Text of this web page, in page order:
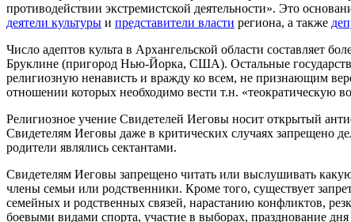
противодействии экстремистской деятельности». Это
деятели культуры и представители власти региона, а также
Число адептов культа в Архангельской области составляет
Бруклине (пригород Нью-Йорка, США). Остальные
религиозную ненависть и вражду ко всем, не признающим
отношении которых необходимо вести т.н. «теократическую
Религиозное учение Свидетелей Иеговы носит открытый
Свидетелям Иеговы даже в критических случаях запрещено
родители являлись сектантами.
Свидетелям Иеговы запрещено читать или выслушивать
члены семьи или родственники. Кроме того, существует
семейных и родственных связей, нарастанию конфликтов,
боевыми видами спорта, участие в выборах, празднование